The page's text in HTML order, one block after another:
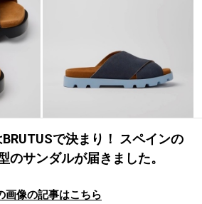
#マイナーグッド図鑑
#MONTHLY JOURNAL
#フイナムのYouTube
#FOCUS IT
#MUSIC #MOVIE
#OUTDOOR
HANDBOOK
で決まり！ スペインの
のサンダルが届きました。
画像の記事はこちら